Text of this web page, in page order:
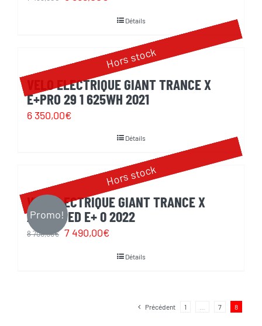
7
499,00€.
est :
5
999,00€.
Détails
Hors stock
VELO ELECTRIQUE GIANT TRANCE X
E+PRO 29 1 625WH 2021
6 350,00€
Détails
Hors stock
Promo!
VTT ELECTRIQUE GIANT TRANCE X
ADVANCED E+ 0 2022
8 700,00€ Le
7 490,00€Le
Détails
Précédent 1 7 8